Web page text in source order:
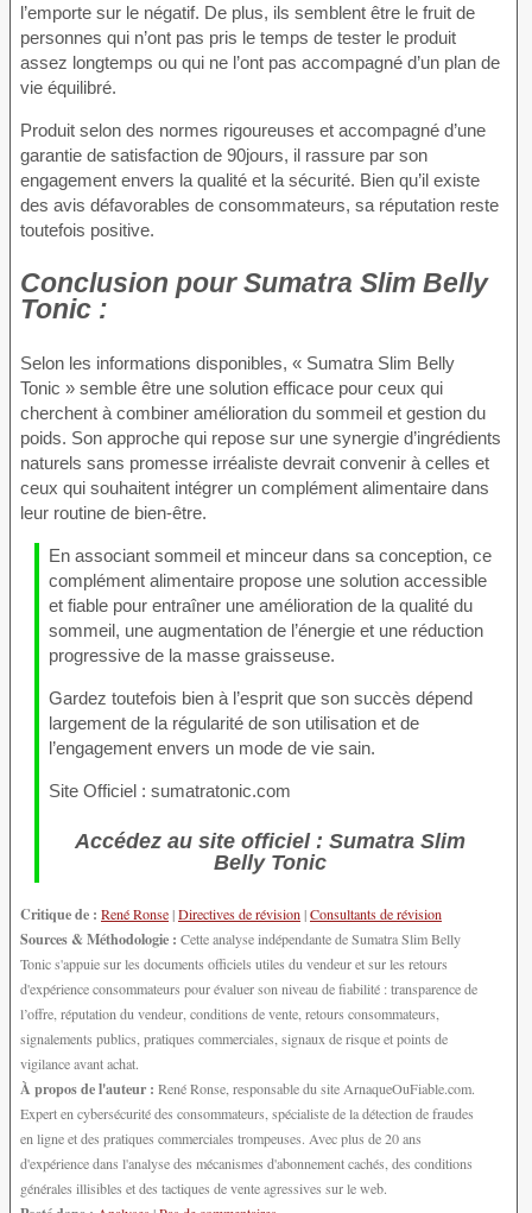
l’emporte sur le négatif. De plus, ils semblent être le fruit de
personnes qui n’ont pas pris le temps de tester le produit
assez longtemps ou qui ne l’ont pas accompagné d’un plan de
vie équilibré.
Produit selon des normes rigoureuses et accompagné d’une
garantie de satisfaction de 90jours, il rassure par son
engagement envers la qualité et la sécurité. Bien qu’il existe
des avis défavorables de consommateurs, sa réputation reste
toutefois positive.
Conclusion pourSumatra Slim Belly
Tonic :
Selon les informations disponibles, « Sumatra Slim Belly
Tonic » semble être une solution efficace pour ceux qui
cherchent à combiner amélioration du sommeil et gestion du
poids. Son approche qui repose sur une synergie d’ingrédients
naturels sans promesse irréaliste devrait convenir à celles et
ceux qui souhaitent intégrer un complément alimentaire dans
leur routine de bien-être.
En associant sommeil et minceur dans sa conception, ce
complément alimentaire propose une solution accessible
et fiable pour entraîner une amélioration de la qualité du
sommeil, une augmentation de l’énergie et une réduction
progressive de la masse graisseuse.
Gardez toutefois bien à l’esprit que son succès dépend
largement de la régularité de son utilisation et de
l’engagement envers un mode de vie sain.
Site Officiel : sumatratonic.com
Accédez au site officiel : Sumatra Slim
Belly Tonic
Critique de : René Ronse|Directives de révision|Consultants de révision
Sources & Méthodologie : Cette analyse indépendante de Sumatra Slim Belly
Tonic s'appuie sur les documents officiels utiles du vendeur et sur les retours
d'expérience consommateurs pour évaluer son niveau de fiabilité : transparence de
l’offre, réputation du vendeur, conditions de vente, retours consommateurs,
signalements publics, pratiques commerciales, signaux de risque et points de
vigilance avant achat.
À propos de l'auteur : René Ronse, responsable du site ArnaqueOuFiable.com.
Expert en cybersécurité des consommateurs, spécialiste de la détection de fraudes
en ligne et des pratiques commerciales trompeuses. Avec plus de 20 ans
d'expérience dans l'analyse des mécanismes d'abonnement cachés, des conditions
générales illisibles et des tactiques de vente agressives sur le web.